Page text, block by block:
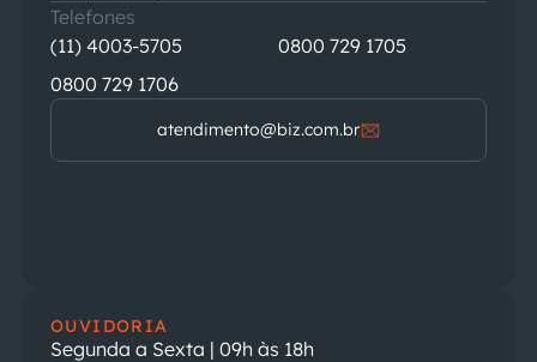
Telefones
(11) 4003-5705
0800 729 1705
0800 729 1706
atendimento@biz.com.br
OUVIDORIA
Segunda a Sexta | 09h às 18h